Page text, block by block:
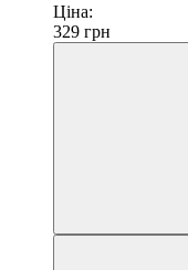
Ціна:
329 грн